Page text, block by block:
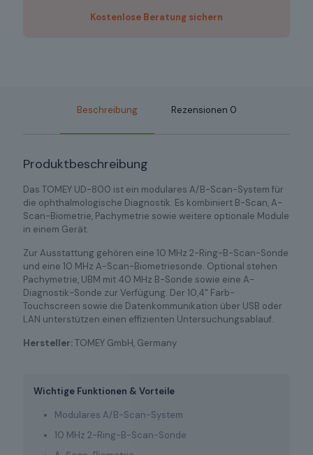
Kostenlose Beratung sichern
Beschreibung Rezensionen 0
Produktbeschreibung
Das TOMEY UD-800 ist ein modulares A/B-Scan-System für
die ophthalmologische Diagnostik. Es kombiniert B-Scan, A-
Scan-Biometrie, Pachymetrie sowie weitere optionale Module
in einem Gerät.
Zur Ausstattung gehören eine 10 MHz 2-Ring-B-Scan-Sonde
und eine 10 MHz A-Scan-Biometriesonde. Optional stehen
Pachymetrie, UBM mit 40 MHz B-Sonde sowie eine A-
Diagnostik-Sonde zur Verfügung. Der 10,4" Farb-
Touchscreen sowie die Datenkommunikation über USB oder
LAN unterstützen einen effizienten Untersuchungsablauf.
Hersteller:TOMEY GmbH, Germany
Wichtige Funktionen & Vorteile
Modulares A/B-Scan-System
10 MHz 2-Ring-B-Scan-Sonde